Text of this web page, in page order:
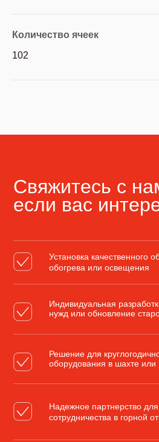
Количество ячеек
102
Установка качественного
обогрева или освещения
Индивидуальная
нужд или обновление
Решение для
оборудования в шахте или
Надежное партнерство для
сотрудничества в горной
Свяжитесь с
если вас